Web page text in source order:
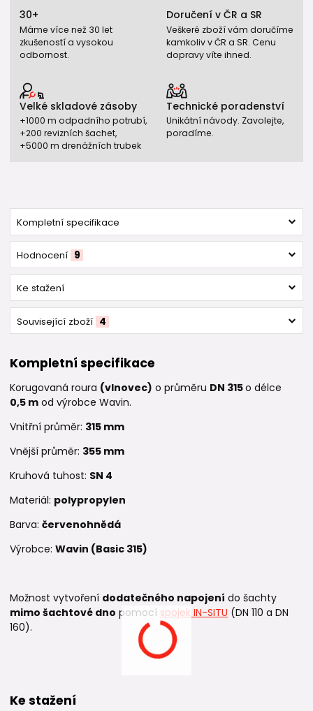
30+
Máme více než 30 let
zkušeností a vysokou
odbornost.
Doručení v ČR a SR
Veškeré zboží vám doručíme
kamkoliv v ČR a SR. Cenu
dopravy víte ihned.
Velké skladové zásoby
+1000 m odpadního potrubí,
+200 revizních šachet,
+5000 m drenážních trubek
Technické poradenství
Unikátní návody. Zavolejte,
poradíme.
Kompletní specifikace
Hodnocení 9
Ke stažení
Související zboží 4
Kompletní specifikace
Korugovaná roura (vlnovec) o průměru DN 315o délce
0,5 m od výrobce Wavin.
Vnitřní průměr: 315 mm
Vnější průměr: 355 mm
Kruhová tuhost: SN 4
Materiál: polypropylen
Barva: červenohnědá
Výrobce: Wavin (Basic 315)
Možnost vytvoření dodatečného napojení do šachty
mimo šachtové dno pomocí spojek IN-SITU (DN 110 a DN
160).
Ke stažení